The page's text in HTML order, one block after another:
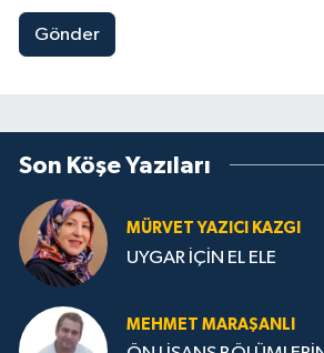
Gönder
Son Köşe Yazıları
MÜRVET YAZICI KAZGI
UYGAR İÇİN EL ELE
MEHMET MARAŞANLI